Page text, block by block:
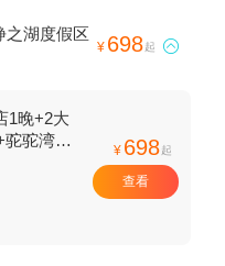
之湖度假区
¥ 698起 
1晚+2大
驼湾亲
¥ 698起
查看